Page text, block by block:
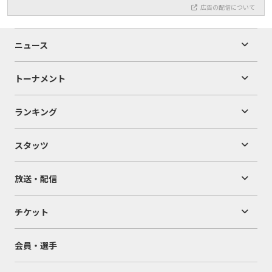
広告の配信について
ニュース
トーナメント
ランキング
スタッツ
放送・配信
チケット
会員・選手